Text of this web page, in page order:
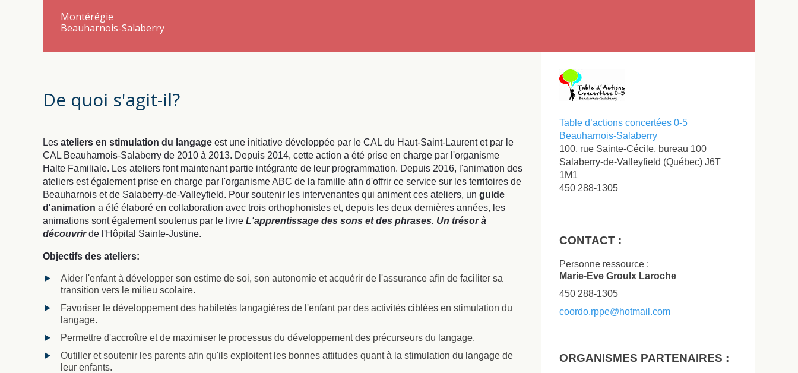
Montérégie
Beauharnois-Salaberry
De quoi s'agit-il?
Les ateliers en stimulation du langage est une initiative développée par le CAL du Haut-Saint-Laurent et par le
CAL Beauharnois-Salaberry de 2010 à 2013. Depuis 2014, cette action a été prise en charge par l'organisme
Halte Familiale. Les ateliers font maintenant partie intégrante de leur programmation. Depuis 2016, l'animation des
ateliers est également prise en charge par l'organisme ABC de la famille afin d'offrir ce service sur les territoires de
Beauharnois et de Salaberry-de-Valleyfield. Pour soutenir les intervenantes qui animent ces ateliers, un guide
d'animation a été élaboré en collaboration avec trois orthophonistes et, depuis les deux dernières années, les
animations sont également soutenus par le livre L'apprentissage des sons et des phrases. Un trésor à
découvrirde l'Hôpital Sainte-Justine.
Objectifs des ateliers:
Aider l'enfant à développer son estime de soi, son autonomie et acquérir de l'assurance afin de faciliter sa
transition vers le milieu scolaire.
Favoriser le développement des habiletés langagières de l'enfant par des activités ciblées en stimulation du
langage.
Permettre d'accroître et de maximiser le processus du développement des précurseurs du langage.
Outiller et soutenir les parents afin qu'ils exploitent les bonnes attitudes quant à la stimulation du langage de
leur enfants.
Table d’actions concertées 0-5
Beauharnois-Salaberry
100, rue Sainte-Cécile, bureau 100
Salaberry-de-Valleyfield (Québec) J6T
1M1
450 288-1305
CONTACT :
Personne ressource :
Marie-Eve Groulx Laroche
450 288-1305
coordo.rppe@hotmail.com
ORGANISMES PARTENAIRES :